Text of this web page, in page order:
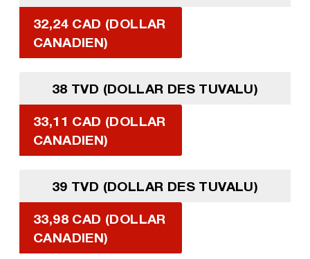
32,24 CAD (DOLLAR
CANADIEN)
38 TVD (DOLLAR DES TUVALU)
33,11 CAD (DOLLAR
CANADIEN)
39 TVD (DOLLAR DES TUVALU)
33,98 CAD (DOLLAR
CANADIEN)